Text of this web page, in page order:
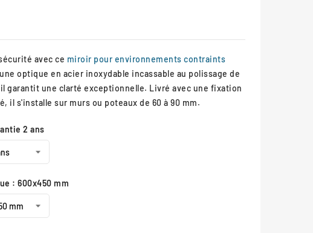
avec ce miroir pour environnements contraints
optique en acier inoxydable incassable au polissage de
garantit une clarté exceptionnelle. Livré avec une fixation
il s'installe sur murs ou poteaux de 60 à 90 mm.
2 ans
: 600x450 mm